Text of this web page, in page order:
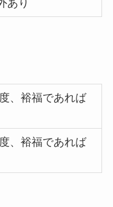
あり
、裕福であれば
、裕福であれば